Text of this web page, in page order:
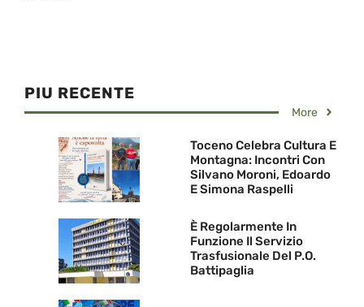
PIU RECENTE
More
Toceno Celebra Cultura E
Montagna: Incontri Con
Silvano Moroni, Edoardo
E Simona Raspelli
È Regolarmente In
Funzione Il Servizio
Trasfusionale Del P.O.
Battipaglia